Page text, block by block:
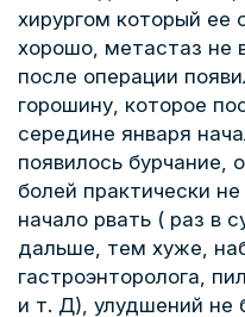
хирургом который ее
хорошо, метастаз не
после операции
горошину, которое
середине января
появилось бурчание,
болей практически
начало рвать ( раз в
дальше, тем хуже,
гастроэнторолога,
и т. Д), улудшений не